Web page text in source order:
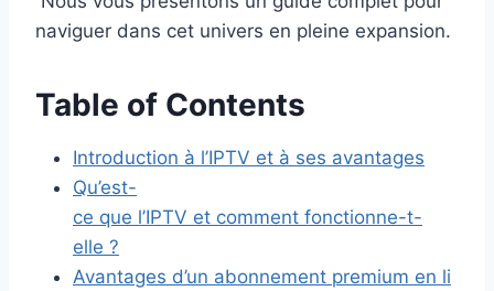
naviguer dans cet univers en pleine expansion.
Table of Contents
Introduction à l’IPTV et à ses avantages
Qu’est-
ce que l’IPTV et comment fonctionne-t-
elle ?
Avantages d’un abonnement premium en li